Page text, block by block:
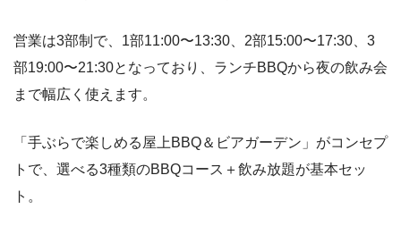
営業は3部制で、1部11:00〜13:30、2部15:00〜17:30、3
部19:00〜21:30となっており、ランチBBQから夜の飲み会
まで幅広く使えます。
「手ぶらで楽しめる屋上BBQ＆ビアガーデン」がコンセプ
トで、選べる3種類のBBQコース＋飲み放題が基本セッ
ト。